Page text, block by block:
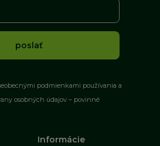
podmienkami používania a
osobných údajov – povinné
Informácie